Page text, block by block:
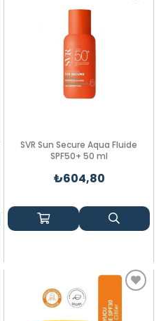
SVR Sun Secure Aqua Fluide
SPF50+ 50 ml
₺604,80